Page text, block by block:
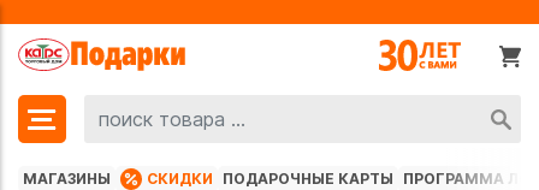
МАГАЗИНЫ СКИДКИ ПОДАРОЧНЫЕ КАРТЫ ПРОГРАММА